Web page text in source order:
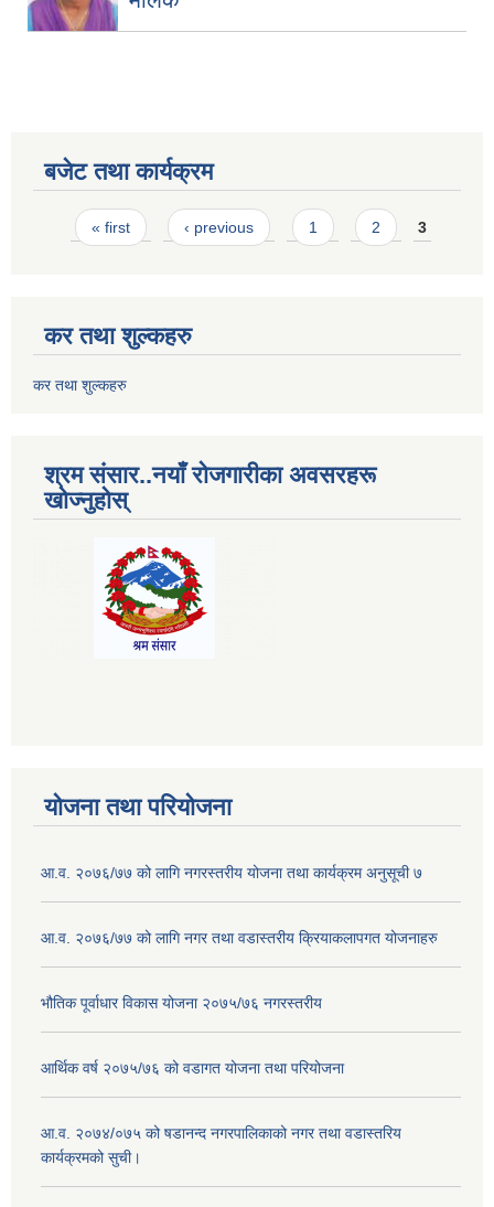
बजेट तथा कार्यक्रम
Pages
« first ‹ previous 1 2 3
कर तथा शुल्कहरु
कर तथा शुल्कहरु
श्रम संसार..नयाँ रोजगारीका अवसरहरू
खोज्नुहोस्
योजना तथा परियोजना
आ.व. २०७६/७७ को लागि नगरस्तरीय योजना तथा कार्यक्रम अनुसूची ७
आ.व. २०७६/७७ को लागि नगर तथा वडास्तरीय क्रियाकलापगत योजनाहरु
भौतिक पूर्वाधार विकास योजना २०७५/७६ नगरस्तरीय
आर्थिक वर्ष २०७५/७६ को वडागत योजना तथा परियोजना
आ.व. २०७४/०७५ को षडानन्द नगरपालिकाको नगर तथा वडास्तरिय
कार्यक्रमको सुची।